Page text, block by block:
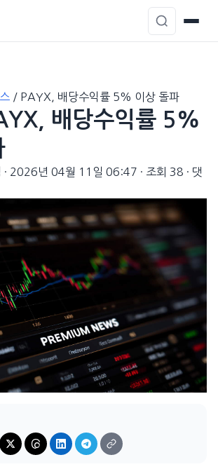
/ PAYX, 배당수익률 5% 이상 돌파
배당수익률 5%
· 2026년 04월 11일 06:47 · 조회 38 · 댓